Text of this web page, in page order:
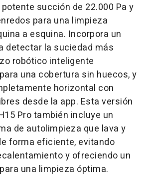
succión de 22.000 Pa y
para una limpieza
a esquina. Incorpora un
detectar la suciedad más
robótico inteligente
una cobertura sin huecos, y
horizontal con
desde la app. Esta versión
Pro también incluye un
de autolimpieza que lava y
forma eficiente, evitando
y ofreciendo un
una limpieza óptima.